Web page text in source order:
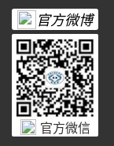
官方微博
官方微信